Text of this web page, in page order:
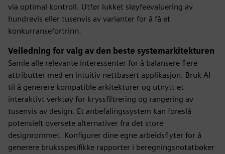
via optimal kontroll. Utfør lukket sløyfeevaluering av
hundrevis eller tusenvis av varianter for å få et
konkurransefortrinn.
Veiledning for valg av den beste systemarkitekturen
Samle alle relevante interessenter for å balansere flere
attributter med en intuitiv nettbasert applikasjon. Bruk AI
til å generere kompatible arkitekturer og utnytt et
interaktivt verktøy for kryssfiltrering og rangering av
tusenvis av design. Et anbefalingssystem kan foreslå
potensielt oversete alternativer fra det store
designrommet. Konfigurer dine egne arbeidsflyter for å
generere bruksspesifikke rapporter i beregningsnotatbøker